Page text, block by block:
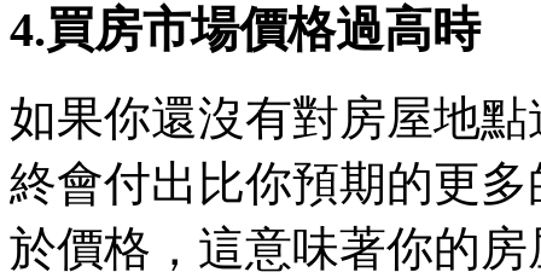
4.買房市場價格過高時
如果你還沒有對房屋地
終會付出比你預期的更
於價格，這意味著你的